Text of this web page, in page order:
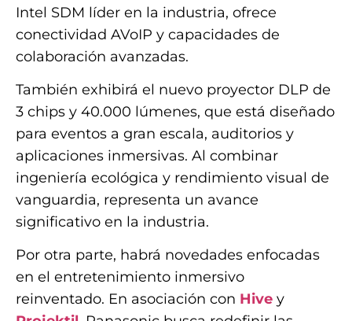
Intel SDM líder en la industria, ofrece
conectividad AVoIP y capacidades de
colaboración avanzadas.
También exhibirá el nuevo proyector DLP de
3 chips y 40.000 lúmenes, que está diseñado
para eventos a gran escala, auditorios y
aplicaciones inmersivas. Al combinar
ingeniería ecológica y rendimiento visual de
vanguardia, representa un avance
significativo en la industria.
Por otra parte, habrá novedades enfocadas
en el entretenimiento inmersivo
reinventado. En asociación con Hive y